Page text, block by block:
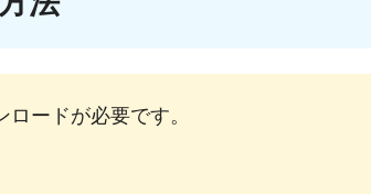
ードが必要です。